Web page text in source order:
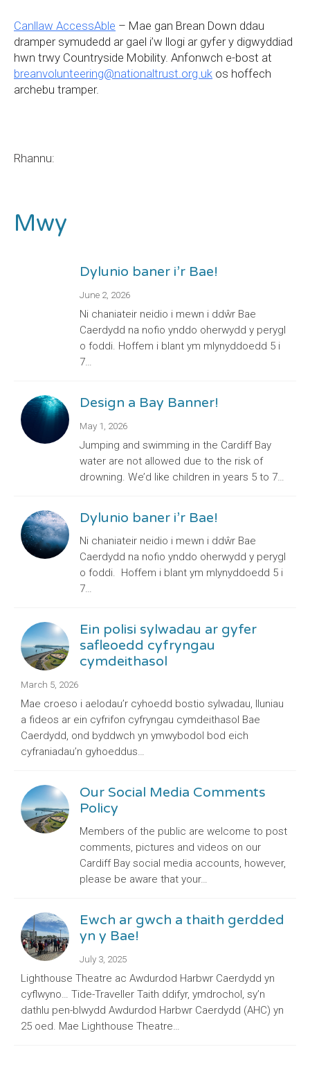
Canllaw AccessAble – Mae gan Brean Down ddau
dramper symudedd ar gael i’w llogi ar gyfer y digwyddiad
hwn trwy Countryside Mobility. Anfonwch e-bost at
breanvolunteering@nationaltrust.org.uk os hoffech
archebu tramper.
Rhannu:
Mwy
Dylunio baner i’r Bae!
June 2, 2026
Ni chaniateir neidio i mewn i ddŵr Bae
Caerdydd na nofio ynddo oherwydd y perygl
o foddi. Hoffem i blant ym mlynyddoedd 5 i
7…
Design a Bay Banner!
May 1, 2026
Jumping and swimming in the Cardiff Bay
water are not allowed due to the risk of
drowning. We’d like children in years 5 to 7…
Dylunio baner i’r Bae!
Ni chaniateir neidio i mewn i ddŵr Bae
Caerdydd na nofio ynddo oherwydd y perygl
o foddi. Hoffem i blant ym mlynyddoedd 5 i
7…
Ein polisi sylwadau ar gyfer
safleoedd cyfryngau
cymdeithasol
March 5, 2026
Mae croeso i aelodau’r cyhoedd bostio sylwadau, lluniau
a fideos ar ein cyfrifon cyfryngau cymdeithasol Bae
Caerdydd, ond byddwch yn ymwybodol bod eich
cyfraniadau’n gyhoeddus…
Our Social Media Comments
Policy
Members of the public are welcome to post
comments, pictures and videos on our
Cardiff Bay social media accounts, however,
please be aware that your…
Ewch ar gwch a thaith gerdded
yn y Bae!
July 3, 2025
Lighthouse Theatre ac Awdurdod Harbwr Caerdydd yn
cyflwyno… Tide-Traveller Taith ddifyr, ymdrochol, sy’n
dathlu pen-blwydd Awdurdod Harbwr Caerdydd (AHC) yn
25 oed. Mae Lighthouse Theatre…